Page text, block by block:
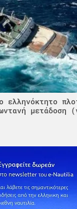
ελληνόκτητο
μετάδοση